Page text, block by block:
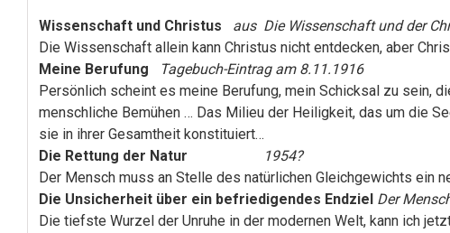
Wissenschaft und Christus
aus Die Wissenschaft und der
Die Wissenschaft allein kann Christus nicht entdecken, aber
Meine Berufung
Tagebuch-Eintrag am 8.11.1916
Persönlich scheint es meine Berufung, mein Schicksal zu sein,
menschliche Bemühen … Das Milieu der Heiligkeit, das um die
sie in ihrer Gesamtheit konstituiert…
Die Rettung der Natur
1954?
Der Mensch muss an Stelle des natürlichen Gleichgewichts ein
Die Unsicherheit über ein befriedigendes Endziel Der
Die tiefste Wurzel der Unruhe in der modernen Welt, kann ich